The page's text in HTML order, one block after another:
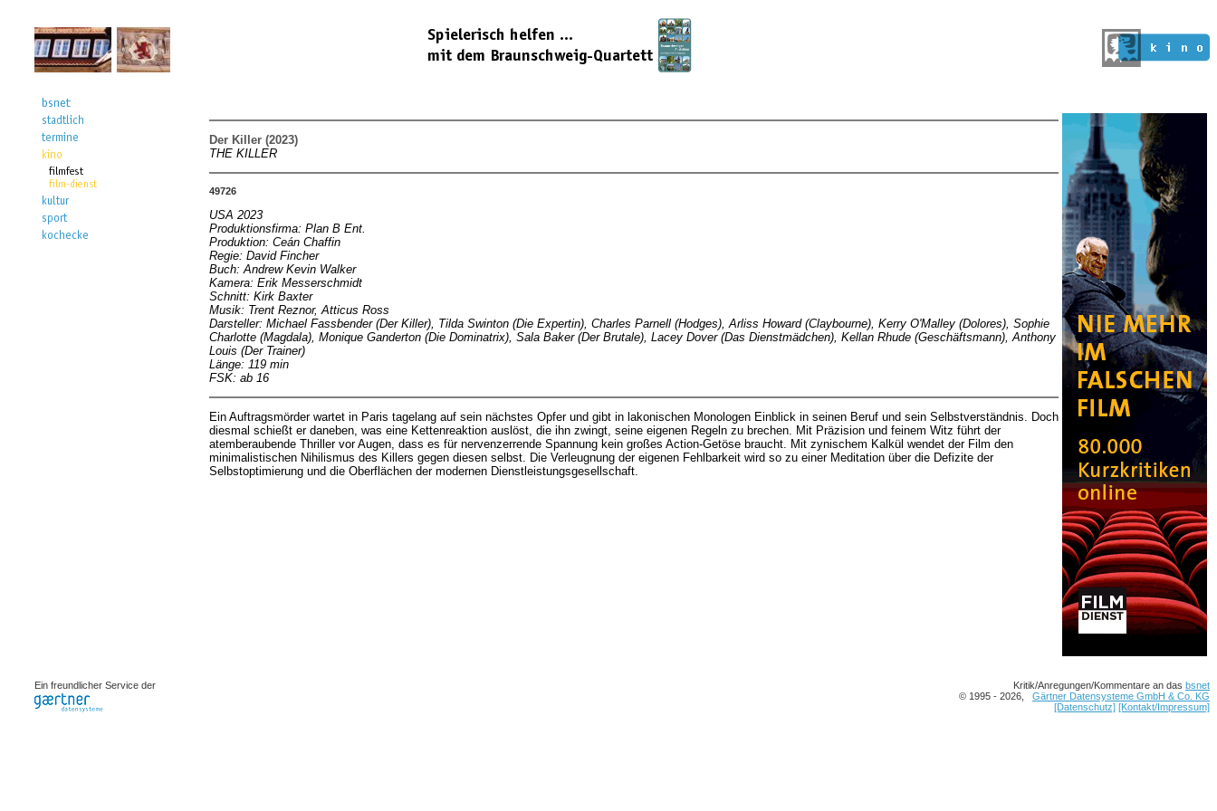
Der Killer (2023)
THE KILLER
49726
USA 2023
Produktionsfirma: Plan B Ent.
Produktion: Ceán Chaffin
Regie: David Fincher
Buch: Andrew Kevin Walker
Kamera: Erik Messerschmidt
Schnitt: Kirk Baxter
Musik: Trent Reznor, Atticus Ross
Darsteller: Michael Fassbender (Der Killer), Tilda Swinton (Die Expertin), Charles Parnell (Hodges), Arliss Howard (Claybourne), Kerry O'Malley (Dolores), Sophie
Charlotte (Magdala), Monique Ganderton (Die Dominatrix), Sala Baker (Der Brutale), Lacey Dover (Das Dienstmädchen), Kellan Rhude (Geschäftsmann), Anthony
Louis (Der Trainer)
Länge: 119 min
FSK: ab 16
Ein Auftragsmörder wartet in Paris tagelang auf sein nächstes Opfer und gibt in lakonischen Monologen Einblick in seinen Beruf und sein Selbstverständnis. Doch
diesmal schießt er daneben, was eine Kettenreaktion auslöst, die ihn zwingt, seine eigenen Regeln zu brechen. Mit Präzision und feinem Witz führt der
atemberaubende Thriller vor Augen, dass es für nervenzerrende Spannung kein großes Action-Getöse braucht. Mit zynischem Kalkül wendet der Film den
minimalistischen Nihilismus des Killers gegen diesen selbst. Die Verleugnung der eigenen Fehlbarkeit wird so zu einer Meditation über die Defizite der
Selbstoptimierung und die Oberflächen der modernen Dienstleistungsgesellschaft.
Ein freundlicher Service der Kritik/Anregungen/Kommentare an das bsnet
© 1995 - 2026, Gärtner Datensysteme GmbH & Co. KG
[Datenschutz] [Kontakt/Impressum]